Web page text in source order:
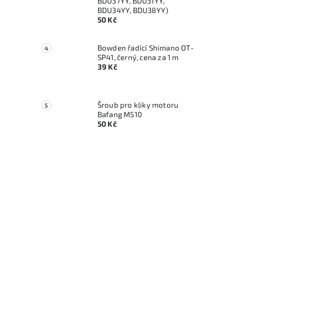
BDU34YY, BDU38YY)
50 Kč
Bowden řadící Shimano OT-
SP41, černý, cena za 1 m
39 Kč
Šroub pro kliky motoru
Bafang M510
50 Kč